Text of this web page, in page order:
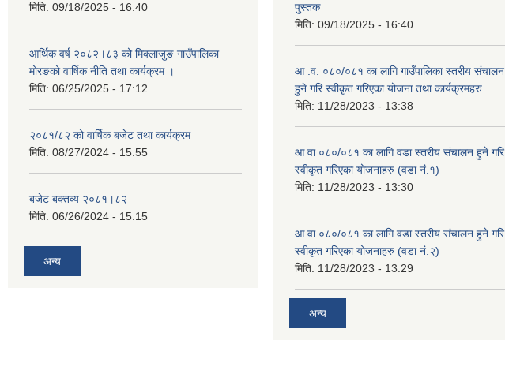
मिति: 09/18/2025 - 16:40
आर्थिक वर्ष २०८२।८३ को मिक्लाजुङ गाउँपालिका
मोरङको वार्षिक नीति तथा कार्यक्रम ।
मिति: 06/25/2025 - 17:12
२०८१/८२ को वार्षिक बजेट तथा कार्यक्रम
मिति: 08/27/2024 - 15:55
बजेट बक्तव्य २०८१।८२
मिति: 06/26/2024 - 15:15
अन्य
पुस्तक
मिति: 09/18/2025 - 16:40
आ .व. ०८०/०८१ का लागि गाउँपालिका स्तरीय संचालन
हुने गरि स्वीकृत गरिएका योजना तथा कार्यक्रमहरु
मिति: 11/28/2023 - 13:38
आ वा ०८०/०८१ का लागि वडा स्तरीय संचालन हुने गरि
स्वीकृत गरिएका योजनाहरु (वडा नं.१)
मिति: 11/28/2023 - 13:30
आ वा ०८०/०८१ का लागि वडा स्तरीय संचालन हुने गरि
स्वीकृत गरिएका योजनाहरु (वडा नं.२)
मिति: 11/28/2023 - 13:29
अन्य